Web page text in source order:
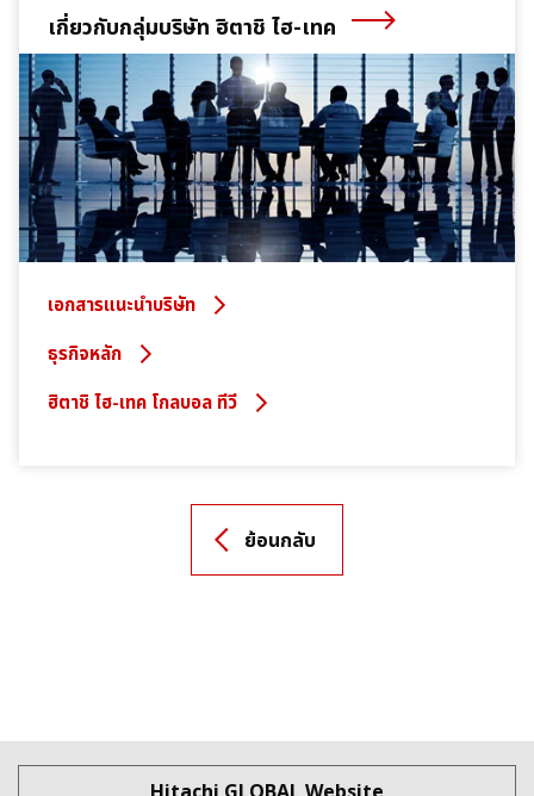
เกี่ยวกับกลุ่มบริษัท ฮิตาชิ ไฮ-เทค
เอกสารแนะนำบริษัท
ธุรกิจหลัก
ฮิตาชิ ไฮ-เทค โกลบอล ทีวี
ย้อนกลับ